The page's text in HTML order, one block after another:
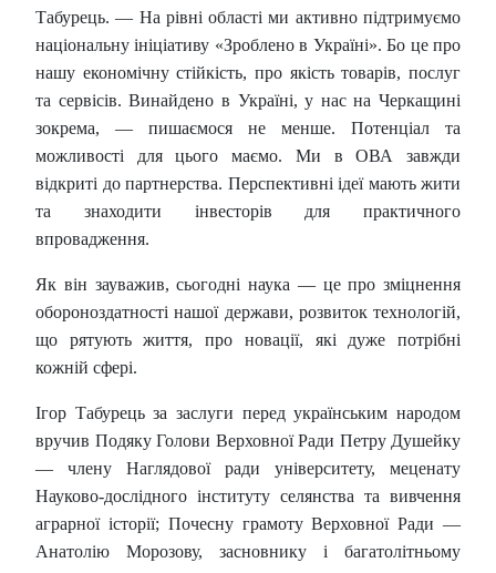
Табурець. — На рівні області ми активно підтримуємо
національну ініціативу «Зроблено в Україні». Бо це про
нашу економічну стійкість, про якість товарів, послуг
та сервісів. Винайдено в Україні, у нас на Черкащині
зокрема, — пишаємося не менше. Потенціал та
можливості для цього маємо. Ми в ОВА завжди
відкриті до партнерства. Перспективні ідеї мають жити
та знаходити інвесторів для практичного
впровадження.
Як він зауважив, сьогодні наука — це про зміцнення
обороноздатності нашої держави, розвиток технологій,
що рятують життя, про новації, які дуже потрібні
кожній сфері.
Ігор Табурець за заслуги перед українським народом
вручив Подяку Голови Верховної Ради Петру Душейку
— члену Наглядової ради університету, меценату
Науково-дослідного інституту селянства та вивчення
аграрної історії; Почесну грамоту Верховної Ради —
Анатолію Морозову, засновнику і багатолітньому